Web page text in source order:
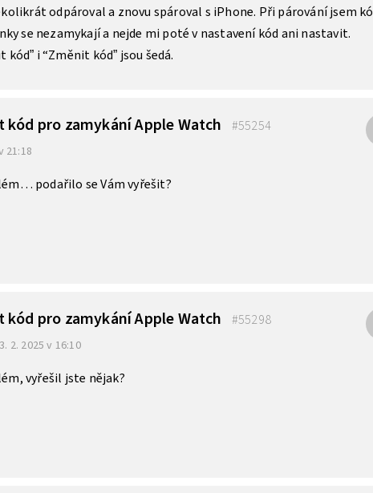
odpároval a znovu spároval s iPhone. Při párování jsem
se nezamykají a nejde mi poté v nastavení kód ani nastavit.
i “Změnit kód” jsou šedá.
kód pro zamykání Apple Watch #55254
21:18
podařilo se Vám vyřešit?
kód pro zamykání Apple Watch #55298
2. 2025 v 16:10
vyřešil jste nějak?